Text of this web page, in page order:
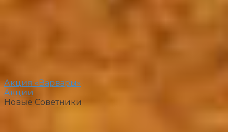
Акция «Варвары»
Акции
Новые Советники